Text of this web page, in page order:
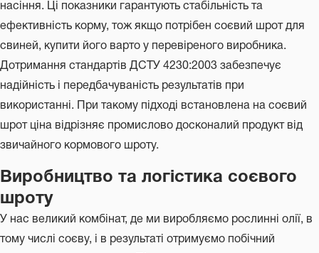
насіння. Ці показники гарантують стабільність та
ефективність корму, тож якщо потрібен соєвий шрот для
свиней, купити його варто у перевіреного виробника.
Дотримання стандартів ДСТУ 4230:2003 забезпечує
надійність і передбачуваність результатів при
використанні. При такому підході встановлена на соєвий
шрот ціна відрізняє промислово досконалий продукт від
звичайного кормового шроту.
Виробництво та логістика соєвого
шроту
У нас великий комбінат, де ми виробляємо рослинні олії, в
тому числі соєву, і в результаті отримуємо побічний